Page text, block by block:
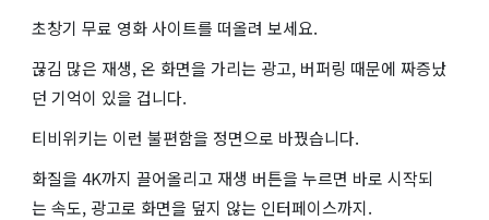
초창기 무료 영화 사이트를 떠올려 보세요.
끊김 많은 재생, 온 화면을 가리는 광고, 버퍼링 때문에 짜증났
던 기억이 있을 겁니다.
티비위키는 이런 불편함을 정면으로 바꿨습니다.
화질을 4K까지 끌어올리고 재생 버튼을 누르면 바로 시작되
는 속도, 광고로 화면을 덮지 않는 인터페이스까지.